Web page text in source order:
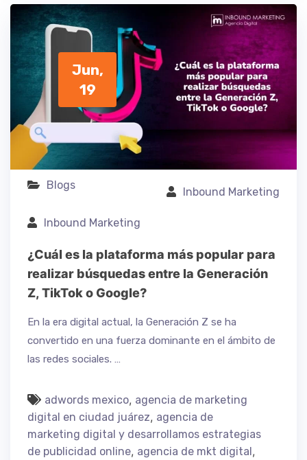
Jun,
19
Blogs
Inbound Marketing
Inbound Marketing
¿Cuál es la plataforma más popular para
realizar búsquedas entre la Generación
Z, TikTok o Google?
En la era digital actual, la Generación Z se ha
convertido en una fuerza dominante en el ámbito de
las redes sociales. …
adwords mexico, agencia de marketing
digital en ciudad juárez, agencia de
marketing digital y desarrollamos estrategias
de publicidad online, agencia de mkt digital,